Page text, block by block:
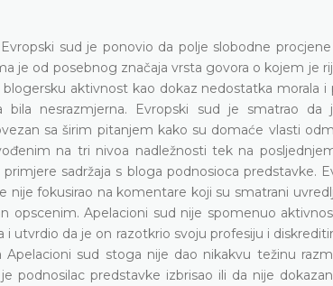
sud je ponovio da polje slobodne
je od posebnog značaja vrsta govora o kojem je
aktivnost kao dokaz nedostatka morala
nesrazmjerna. Evropski sud je smatrao
sa širim pitanjem kako su domaće vlasti
na tri nivoa nadležnosti tek na
sadržaja s bloga podnosioca predstavke.
nije fokusirao na komentare koji su smatrani
opscenim. Apelacioni sud nije spomenuo
utvrdio da je on razotkrio svoju profesiju i
Apelacioni sud stoga nije dao nikakvu težinu
podnosilac predstavke izbrisao ili da nije